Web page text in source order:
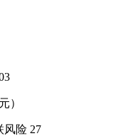
）
风险 27